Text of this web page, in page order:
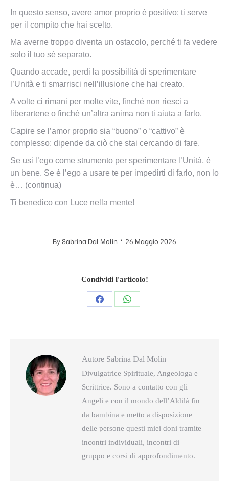
In questo senso, avere amor proprio è positivo: ti serve
per il compito che hai scelto.
Ma averne troppo diventa un ostacolo, perché ti fa vedere
solo il tuo sé separato.
Quando accade, perdi la possibilità di sperimentare
l’Unità e ti smarrisci nell’illusione che hai creato.
A volte ci rimani per molte vite, finché non riesci a
liberartene o finché un’altra anima non ti aiuta a farlo.
Capire se l’amor proprio sia “buono” o “cattivo” è
complesso: dipende da ciò che stai cercando di fare.
Se usi l’ego come strumento per sperimentare l’Unità, è
un bene. Se è l’ego a usare te per impedirti di farlo, non lo
è… (continua)
Ti benedico con Luce nella mente!
BySabrina Dal Molin 26 Maggio 2026
Condividi l'articolo!
CondividiCondividi
Autore Sabrina Dal Molin
Divulgatrice Spirituale, Angeologa e
Scrittrice. Sono a contatto con gli
Angeli e con il mondo dell’Aldilà fin
da bambina e metto a disposizione
delle persone questi miei doni tramite
incontri individuali, incontri di
gruppo e corsi di approfondimento.